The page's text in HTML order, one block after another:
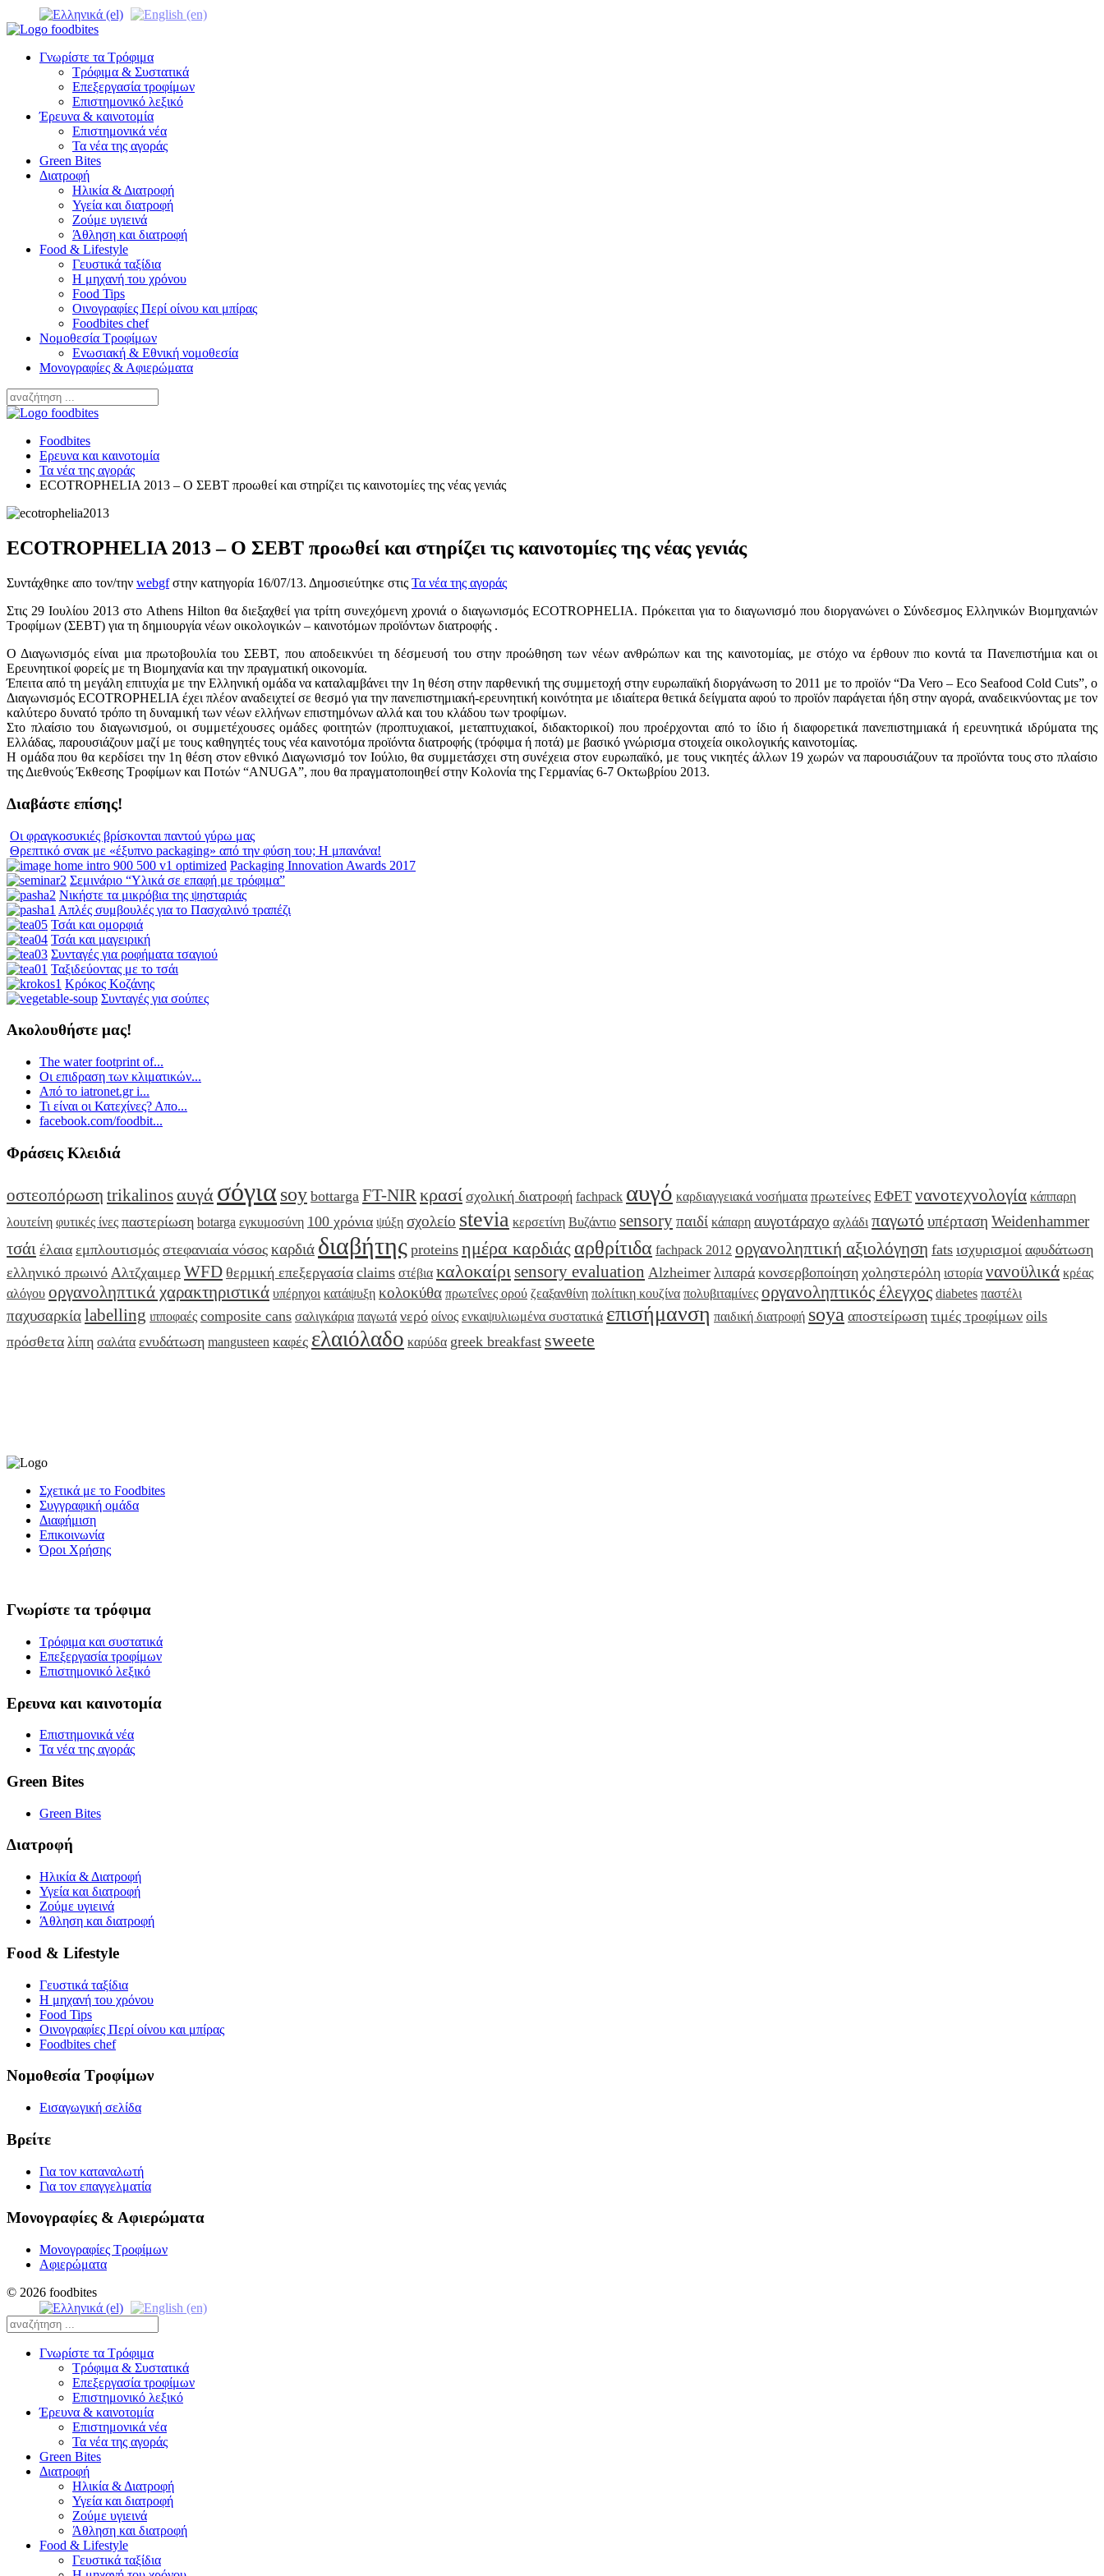
Γνωρίστε τα Τρόφιμα
Τρόφιμα & Συστατικά
Επεξεργασία τροφίμων
Επιστημονικό λεξικό
Έρευνα & καινοτομία
Επιστημονικά νέα
Τα νέα της αγοράς
Green Bites
Διατροφή
Ηλικία & Διατροφή
Υγεία και διατροφή
Ζούμε υγιεινά
Άθληση και διατροφή
Food & Lifestyle
Γευστικά ταξίδια
Η μηχανή του χρόνου
Food Tips
Οινογραφίες Περί οίνου και μπίρας
Foodbites chef
Νομοθεσία Τροφίμων
Ενωσιακή & Εθνική νομοθεσία
Μονογραφίες & Αφιερώματα
Foodbites
Ερευνα και καινοτομία
Τα νέα της αγοράς
ECOTROPHELIA 2013 – Ο ΣΕΒΤ προωθεί και στηρίζει τις καινοτομίες της νέας γενιάς
ECOTROPHELIA 2013 – Ο ΣΕΒΤ προωθεί και στηρίζει τις καινοτομίες της νέας γενιάς
Συντάχθηκε απο τον/την webgfστην κατηγορία 16/07/13. Δημοσιεύτηκε στις Τα νέα της αγοράς
Στις 29 Ιουλίου 2013 στο Athens Hilton θα διεξαχθεί για τρίτη συνεχόμενη χρονιά ο διαγωνισμός ECOTROPHELIA. Πρόκειται για το διαγωνισμό που διοργανώνει ο Σύνδεσμος Ελληνικών Βιομηχανιών
Τροφίμων (ΣΕΒΤ) για τη δημιουργία νέων οικολογικών – καινοτόμων προϊόντων διατροφής .
Ο Διαγωνισμός είναι μια πρωτοβουλία του ΣΕΒΤ, που αποδεικνύει τη δέσμευσή του στην προώθηση των νέων ανθρώπων και της καινοτομίας, με στόχο να έρθουν πιο κοντά τα Πανεπιστήμια και οι
Ερευνητικοί φορείς με τη Βιομηχανία και την πραγματική οικονομία.
Έπειτα από τη μεγάλη επιτυχία με την Ελληνική ομάδα να καταλαμβάνει την 1η θέση στην παρθενική της συμμετοχή στην ευρωπαϊκή διοργάνωση το 2011 με το προϊόν “Da Vero – Eco Seafood Cold Cuts”, ο
Διαγωνισμός ECOTROPHELIA έχει πλέον αναδειχτεί σε θεσμό για την πανεπιστημιακή-ερευνητική κοινότητα με ιδιαίτερα θετικά δείγματα αφού το προϊόν παράγεται ήδη στην αγορά, αναδεικνύοντας με τον
καλύτερο δυνατό τρόπο τη δυναμική των νέων ελλήνων επιστημόνων αλλά και του κλάδου των τροφίμων.
Στο πλαίσιο του διαγωνισμού, οι συμμετέχουσες ομάδες φοιτητών (προπτυχιακοί, μεταπτυχιακοί, διδακτορικοί) που προέρχονται από το ίδιο ή διαφορετικά πανεπιστημιακά ή ερευνητικά ιδρύματα της
Ελλάδας, παρουσιάζουν μαζί με τους καθηγητές τους νέα καινοτόμα προϊόντα διατροφής (τρόφιμα ή ποτά) με βασικό γνώρισμα στοιχεία οικολογικής καινοτομίας.
Η ομάδα που θα κερδίσει την 1η θέση στον εθνικό Διαγωνισμό τον Ιούλιο, θα συμμετάσχει στη συνέχεια στον ευρωπαϊκό, με τους νικητές άλλων 19 χωρών να παρουσιάζουν τα προϊόντα τους στο πλαίσιο
της Διεθνούς Έκθεσης Τροφίμων και Ποτών “ANUGA”, που θα πραγματοποιηθεί στην Κολονία της Γερμανίας 6-7 Οκτωβρίου 2013.
Διαβάστε επίσης!
Οι φραγκοσυκιές βρίσκονται παντού γύρω μας
Θρεπτικό σνακ με «έξυπνο packaging» από την φύση του; Η μπανάνα!
Packaging Innovation Awards 2017
Σεμινάριο “Υλικά σε επαφή με τρόφιμα”
Νικήστε τα μικρόβια της ψησταριάς
Απλές συμβουλές για το Πασχαλινό τραπέζι
Τσάι και ομορφιά
Τσάι και μαγειρική
Συνταγές για ροφήματα τσαγιού
Ταξιδεύοντας με το τσάι
Κρόκος Κοζάνης
Συνταγές για σούπες
Ακολουθήστε μας!
The water footprint of...
Οι επιδραση των κλιματικών...
Από το iatronet.gr i...
Τι είναι οι Κατεχίνες? Απο...
facebook.com/foodbit...
Φράσεις Κλειδιά
οστεοπόρωση trikalinosαυγά σόγια soy bottarga FT-NIR κρασί σχολική διατροφή fachpack αυγό καρδιαγγειακά νοσήματα πρωτείνες ΕΦΕΤ νανοτεχνολογία κάππαρη
λουτείνη φυτικές ίνες παστερίωση botarga εγκυμοσύνη 100 χρόνια ψύξη σχολείο stevia κερσετίνη Βυζάντιο sensoryπαιδί κάπαρη αυγοτάραχο αχλάδι παγωτό υπέρταση Weidenhammer
τσάι έλαια εμπλουτισμός στεφανιαία νόσος καρδιά διαβήτης proteins ημέρα καρδιάς αρθρίτιδα fachpack 2012 οργανοληπτική αξιολόγηση fats ισχυρισμοί αφυδάτωση
ελληνικό πρωινό Αλτζχαιμερ WFD θερμική επεξεργασία claims στέβια καλοκαίριsensory evaluation Alzheimer λιπαρά κονσερβοποίηση χοληστερόλη ιστορία νανοϋλικά κρέας
αλόγου οργανοληπτικά χαρακτηριστικά υπέρηχοι κατάψυξη κολοκύθα πρωτεΐνες ορού ζεαξανθίνη πολίτικη κουζίνα πολυβιταμίνες οργανοληπτικός έλεγχος diabetes παστέλι
παχυσαρκίαlabelling ιπποφαές composite cans σαλιγκάρια παγωτά νερό οίνος ενκαψυλιωμένα συστατικά επισήμανση παιδική διατροφή soya αποστείρωση τιμές τροφίμων oils
πρόσθετα λίπη σαλάτα ενυδάτωση mangusteen καφές ελαιόλαδο καρύδα greek breakfast sweete
Σχετικά με το Foodbites
Συγγραφική ομάδα
Διαφήμιση
Επικοινωνία
Όροι Χρήσης
Γνωρίστε τα τρόφιμα
Τρόφιμα και συστατικά
Επεξεργασία τροφίμων
Επιστημονικό λεξικό
Ερευνα και καινοτομία
Επιστημονικά νέα
Τα νέα της αγοράς
Green Bites
Green Bites
Διατροφή
Ηλικία & Διατροφή
Υγεία και διατροφή
Ζούμε υγιεινά
Άθληση και διατροφή
Food & Lifestyle
Γευστικά ταξίδια
Η μηχανή του χρόνου
Food Tips
Οινογραφίες Περί οίνου και μπίρας
Foodbites chef
Νομοθεσία Τροφίμων
Εισαγωγική σελίδα
Βρείτε
Για τον καταναλωτή
Για τον επαγγελματία
Μονογραφίες & Αφιερώματα
Μονογραφίες Τροφίμων
Αφιερώματα
© 2026 foodbites
Γνωρίστε τα Τρόφιμα
Τρόφιμα & Συστατικά
Επεξεργασία τροφίμων
Επιστημονικό λεξικό
Έρευνα & καινοτομία
Επιστημονικά νέα
Τα νέα της αγοράς
Green Bites
Διατροφή
Ηλικία & Διατροφή
Υγεία και διατροφή
Ζούμε υγιεινά
Άθληση και διατροφή
Food & Lifestyle
Γευστικά ταξίδια